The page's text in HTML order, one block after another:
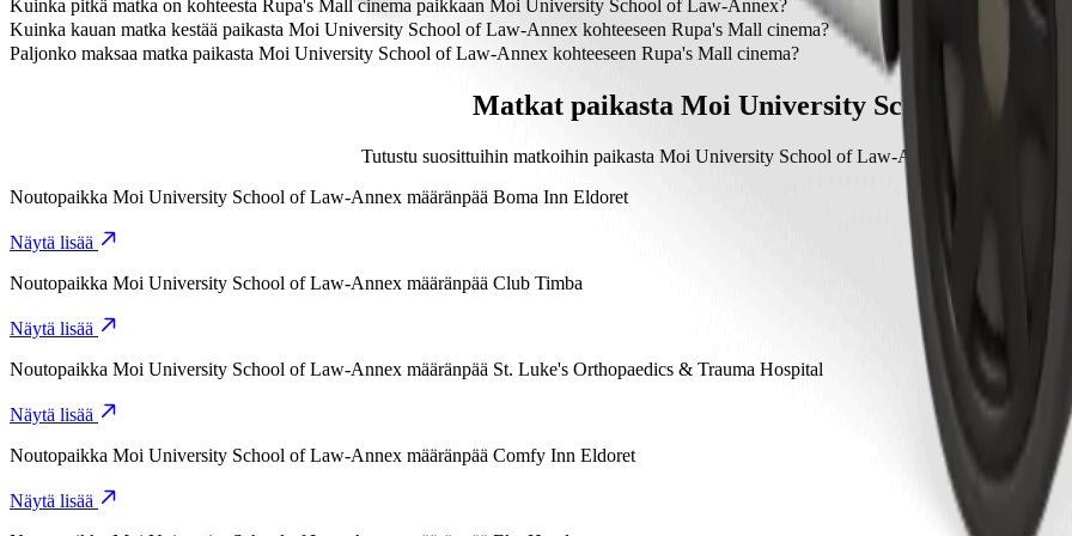
Edullisin tapa matkustaa paikasta Moi University School of Law-Annex kohteeseen Rupa's Mall cinema on Bolt, joka maksaa noin 339,90
Kuinka pitkä matka on kohteesta Rupa's Mall cinema paikkaan Moi University School of Law-Annex?
Rupa's Mall cinema on noin 6,2 km päässä paikasta Moi University School of Law-Annex.
Kuinka kauan matka kestää paikasta Moi University School of Law-Annex kohteeseen Rupa's Mall cinema?
Matka paikasta Moi University School of Law-Annex kohteeseen Rupa's Mall cinema kestää noin 13 min palvelulla Bolt.
Paljonko maksaa matka paikasta Moi University School of Law-Annex kohteeseen Rupa's Mall cinema?
Matka paikasta Moi University School of Law-Annex kohteeseen Rupa's Mall cinema maksaa palvelulla Bolt noin 339,90 KES KES.
Matkat paikasta Moi University School of Law-
Tutustu suosittuihin matkoihin paikasta Moi University School of Law-Annex muihin
Noutopaikka Moi University School of Law-Annex määränpää Boma Inn Eldoret
Näytä lisää
Noutopaikka Moi University School of Law-Annex määränpää Club Timba
Näytä lisää
Noutopaikka Moi University School of Law-Annex määränpää St. Luke's Orthopaedics & Trauma Hospital
Näytä lisää
Noutopaikka Moi University School of Law-Annex määränpää Comfy Inn Eldoret
Näytä lisää